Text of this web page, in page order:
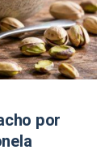
por